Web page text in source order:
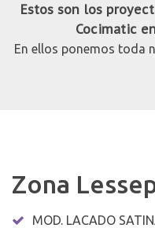
Estos son los
Cocimatic
En ellos ponemos toda
Zona
MOD. LACADO